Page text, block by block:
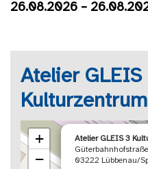
26.08.2026 –
Atelier GLEIS
Atelier GLEIS 3
03222 Lübbenau/
+
−